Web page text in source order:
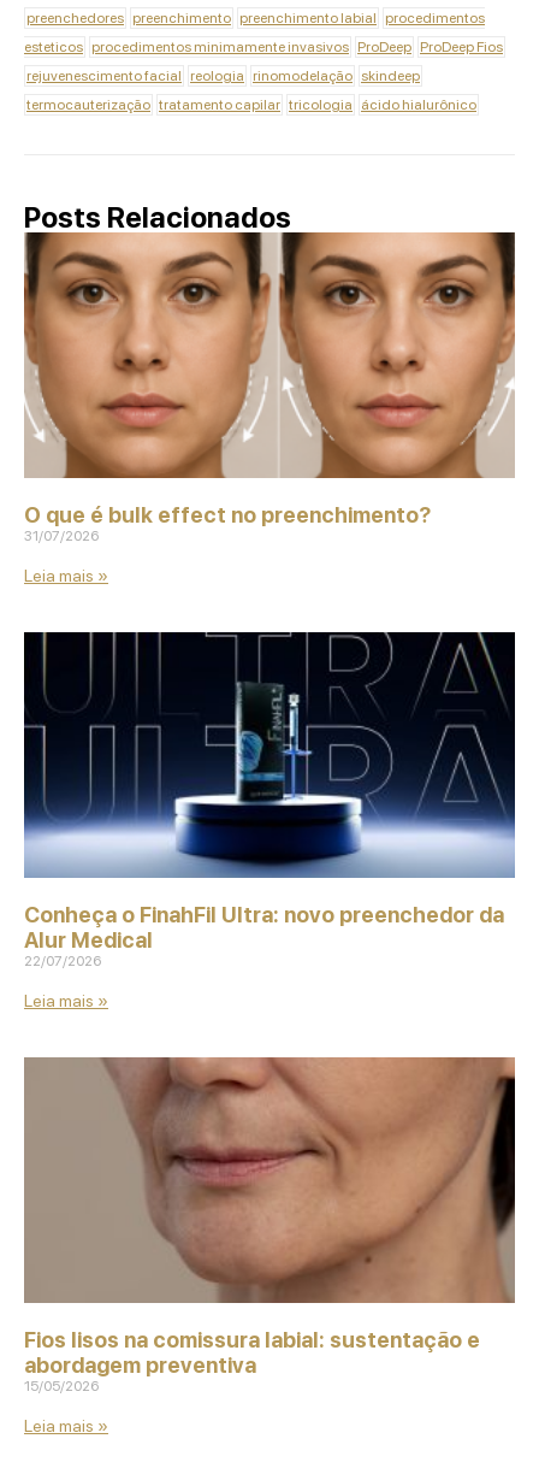
preenchedores preenchimento preenchimento labial
procedimentos
esteticos procedimentos minimamente invasivos ProDeep ProDeep Fios
rejuvenescimento facial
reologia rinomodelação skindeep
termocauterização tratamento capilar tricologia ácido hialurônico
Posts Relacionados
O que é bulk effect no preenchimento?
31/07/2026
Leia mais »
Conheça o FinahFil Ultra: novo preenchedor da
Alur Medical
22/07/2026
Leia mais »
Fios lisos na comissura labial: sustentação e
abordagem preventiva
15/05/2026
Leia mais »